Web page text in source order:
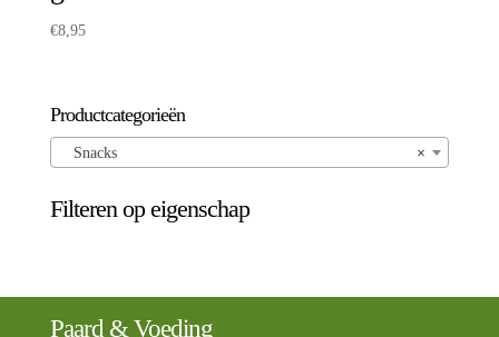
€8,95
Productcategorieën
×
Snacks
Filteren op eigenschap
Paard & Voeding